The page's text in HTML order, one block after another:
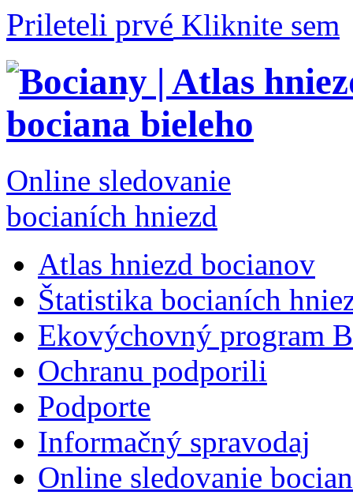
Prileteli prvé Kliknite sem
Online sledovanie
bocianích hniezd
Atlas hniezd bocianov
Štatistika bocianích
Ekovýchovný program
Ochranu podporili
Podporte
Informačný spravodaj
Online sledovanie